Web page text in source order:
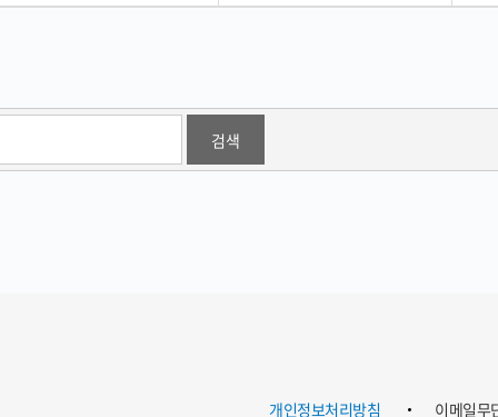
개인정보처리방침 이메일무